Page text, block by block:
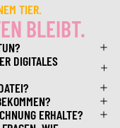
TIER.
BLEIBT.
DIGITALES
ERHALTE?